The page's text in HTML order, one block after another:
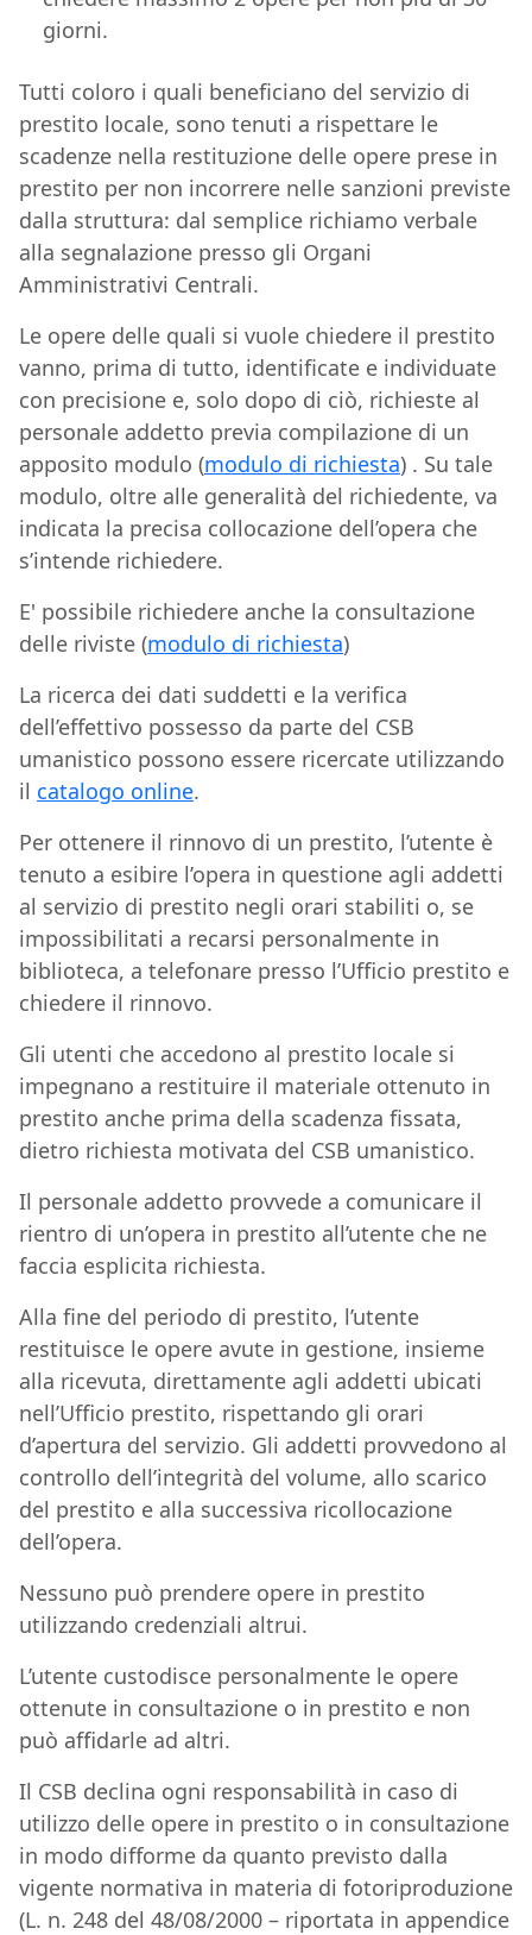
giorni.
Tutti coloro i quali beneficiano del servizio di
prestito locale, sono tenuti a rispettare le
scadenze nella restituzione delle opere prese in
prestito per non incorrere nelle sanzioni previste
dalla struttura: dal semplice richiamo verbale
alla segnalazione presso gli Organi
Amministrativi Centrali.
Le opere delle quali si vuole chiedere il prestito
vanno, prima di tutto, identificate e individuate
con precisione e, solo dopo di ciò, richieste al
personale addetto previa compilazione di un
apposito modulo (modulo di richiesta) . Su tale
modulo, oltre alle generalità del richiedente, va
indicata la precisa collocazione dell’opera che
s’intende richiedere.
E' possibile richiedere anche la consultazione
delle riviste (modulo di richiesta)
La ricerca dei dati suddetti e la verifica
dell’effettivo possesso da parte del CSB
umanistico possono essere ricercate utilizzando
il catalogo online.
Per ottenere il rinnovo di un prestito, l’utente è
tenuto a esibire l’opera in questione agli addetti
al servizio di prestito negli orari stabiliti o, se
impossibilitati a recarsi personalmente in
biblioteca, a telefonare presso l’Ufficio prestito e
chiedere il rinnovo.
Gli utenti che accedono al prestito locale si
impegnano a restituire il materiale ottenuto in
prestito anche prima della scadenza fissata,
dietro richiesta motivata del CSB umanistico.
Il personale addetto provvede a comunicare il
rientro di un’opera in prestito all’utente che ne
faccia esplicita richiesta.
Alla fine del periodo di prestito, l’utente
restituisce le opere avute in gestione, insieme
alla ricevuta, direttamente agli addetti ubicati
nell’Ufficio prestito, rispettando gli orari
d’apertura del servizio. Gli addetti provvedono al
controllo dell’integrità del volume, allo scarico
del prestito e alla successiva ricollocazione
dell’opera.
Nessuno può prendere opere in prestito
utilizzando credenziali altrui.
L’utente custodisce personalmente le opere
ottenute in consultazione o in prestito e non
può affidarle ad altri.
Il CSB declina ogni responsabilità in caso di
utilizzo delle opere in prestito o in consultazione
in modo difforme da quanto previsto dalla
vigente normativa in materia di fotoriproduzione
(L. n. 248 del 48/08/2000 – riportata in appendice